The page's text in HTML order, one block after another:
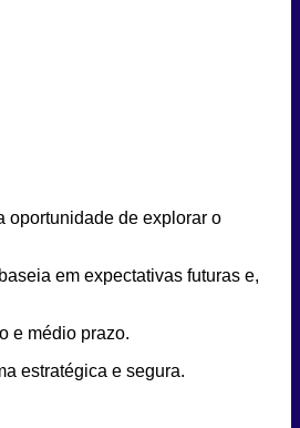
oportunidade de explorar o
em expectativas futuras e,
e médio prazo.
estratégica e segura.